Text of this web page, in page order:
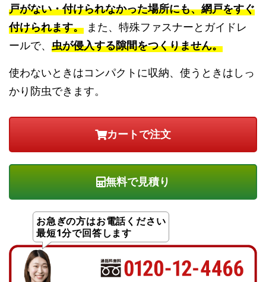
戸がない・付けられなかった場所にも、網戸をすぐ
付けられます。 また、特殊ファスナーとガイドレ
ールで、 虫が侵入する隙間をつくりません。
使わないときはコンパクトに収納、使うときはしっ
かり防虫できます。
無料で見積り
お急ぎの方はお電話ください
最短1分で回答します